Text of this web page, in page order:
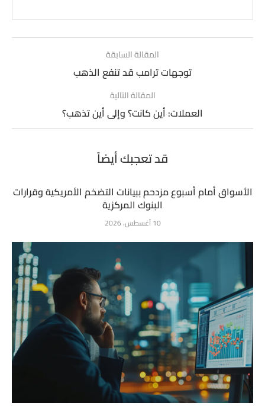
المقالة السابقة
توجهات ترامب قد تنفع الذهب
المقالة التالية
العملات: أين كانت؟ وإلى أين تذهب؟
قد تعجبك أيضاً
الأسواق أمام أسبوع مزدحم ببيانات التضخم الأمريكية وقرارات
البنوك المركزية
10 أغسطس، 2026